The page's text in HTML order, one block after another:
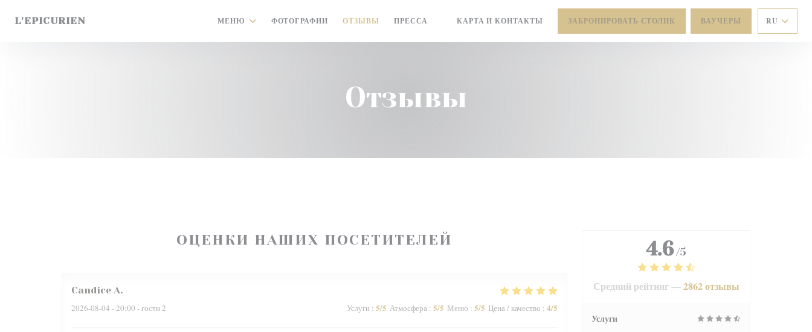
L'EPICURIEN МЕНЮ ФОТОГРАФИИ ОТЗЫВЫ ПРЕССА КАРТА И КОНТАКТЫ ЗАБРОНИРОВАТЬ СТОЛИК ВАУЧЕРЫ RU
Отзывы
ОЦЕНКИ НАШИХ ПОСЕТИТЕЛЕЙ
Candice A
2026-08-04 - 20:00 - гости 2 Услуги : 5/5 Атмосфера : 5/5 Меню : 5/5 Цена / качество : 4/5
4.6 /5
Средний рейтинг —2862 отзывы
Услуги